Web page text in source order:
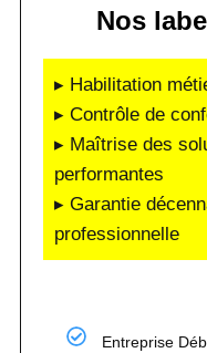
Nos
▸ Habilitation
▸ Contrôle de
▸ Maîtrise des
performantes
▸ Garantie
professionnelle
Entreprise